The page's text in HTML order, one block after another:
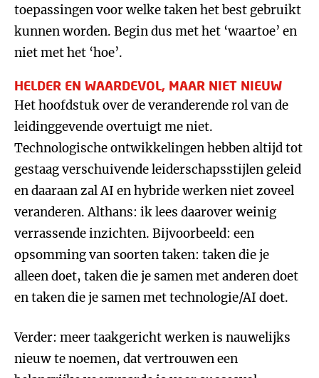
toepassingen voor welke taken het best gebruikt
kunnen worden. Begin dus met het ‘waartoe’ en
niet met het ‘hoe’.
HELDER EN WAARDEVOL, MAAR NIET NIEUW
Het hoofdstuk over de veranderende rol van de
leidinggevende overtuigt me niet.
Technologische ontwikkelingen hebben altijd tot
gestaag verschuivende leiderschapsstijlen geleid
en daaraan zal AI en hybride werken niet zoveel
veranderen. Althans: ik lees daarover weinig
verrassende inzichten. Bijvoorbeeld: een
opsomming van soorten taken: taken die je
alleen doet, taken die je samen met anderen doet
en taken die je samen met technologie/AI doet.
Verder: meer taakgericht werken is nauwelijks
nieuw te noemen, dat vertrouwen een